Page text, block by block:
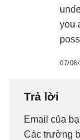
you
07/
Trả lời
Email của
Các trường